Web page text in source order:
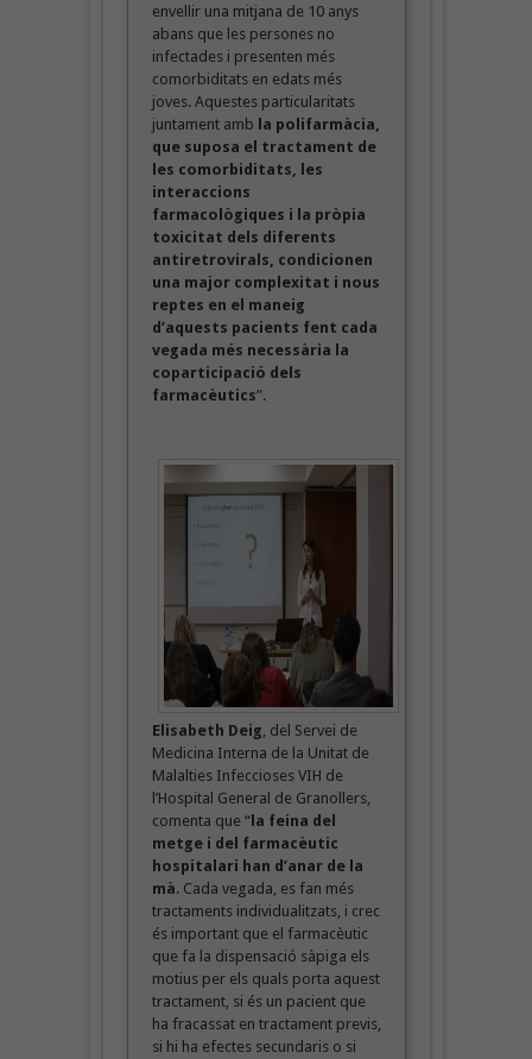
envellir una mitjana de 10 anys
abans que les persones no
infectades i presenten més
comorbiditats en edats més
joves. Aquestes particularitats
juntament amb la polifarmàcia,
que suposa el tractament de
les comorbiditats, les
interaccions
farmacològiques i la pròpia
toxicitat dels diferents
antiretrovirals, condicionen
una major complexitat i nous
reptes en el maneig
d’aquests pacients fent cada
vegada més necessària la
coparticipació dels
farmacèutics”.
Elisabeth Deig , del Servei de
Medicina Interna de la Unitat de
Malalties Infeccioses VIH de
l’Hospital General de Granollers,
comenta que “la feina del
metge i del farmacèutic
hospitalari han d’anar de la
mà. Cada vegada, es fan més
tractaments individualitzats, i crec
és important que el farmacèutic
que fa la dispensació sàpiga els
motius per els quals porta aquest
tractament, si és un pacient que
ha fracassat en tractament previs,
si hi ha efectes secundaris o si